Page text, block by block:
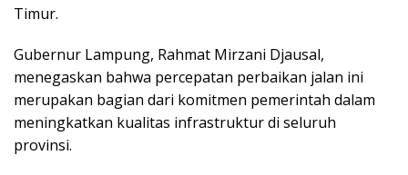
Timur.
Gubernur Lampung, Rahmat Mirzani Djausal,
menegaskan bahwa percepatan perbaikan jalan ini
merupakan bagian dari komitmen pemerintah dalam
meningkatkan kualitas infrastruktur di seluruh
provinsi.